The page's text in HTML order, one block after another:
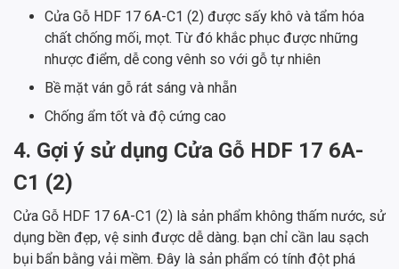
Cửa Gỗ HDF ​​​​​​​17 6A-C1 (2) được sấy khô và tẩm hóa
chất chống mối, mọt. Từ đó khắc phục được những
nhược điểm, dễ cong vênh so với gỗ tự nhiên
Bề mặt ván gỗ rát sáng và nhẵn
Chống ẩm tốt và độ cứng cao
4. Gợi ý sử dụng Cửa Gỗ HDF ​​​​​​​17 6A-
C1 (2)
Cửa Gỗ HDF ​​​​​​​17 6A-C1 (2) là sản phẩm không thấm nước, sử
dụng bền đẹp, vệ sinh được dễ dàng. bạn chỉ cần lau sạch
bụi bẩn bằng vải mềm. Đây là sản phẩm có tính đột phá